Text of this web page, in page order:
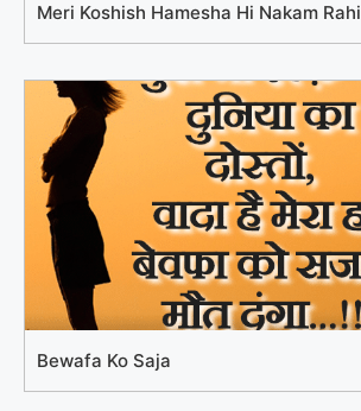
Meri Koshish Hamesha Hi Nakam Rahi
Bewafa Ko Saja